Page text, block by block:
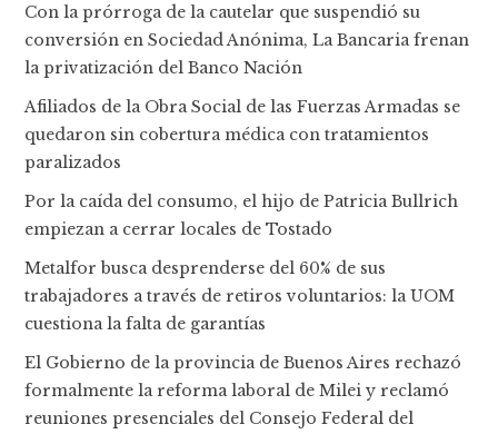
Con la prórroga de la cautelar que suspendió su
conversión en Sociedad Anónima, La Bancaria frenan
la privatización del Banco Nación
Afiliados de la Obra Social de las Fuerzas Armadas se
quedaron sin cobertura médica con tratamientos
paralizados
Por la caída del consumo, el hijo de Patricia Bullrich
empiezan a cerrar locales de Tostado
Metalfor busca desprenderse del 60% de sus
trabajadores a través de retiros voluntarios: la UOM
cuestiona la falta de garantías
El Gobierno de la provincia de Buenos Aires rechazó
formalmente la reforma laboral de Milei y reclamó
reuniones presenciales del Consejo Federal del